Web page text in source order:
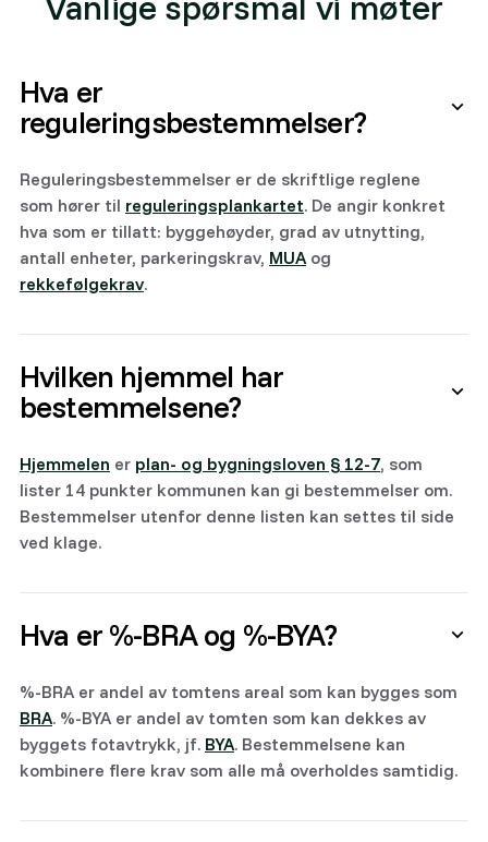
Hva er
reguleringsbestemmelser?
Reguleringsbestemmelser er de skriftlige reglene
som hører til reguleringsplankartet. De angir konkret
hva som er tillatt: byggehøyder, grad av utnytting,
antall enheter, parkeringskrav, MUAog
rekkefølgekrav.
Hvilken hjemmel har
bestemmelsene?
Hjemmelen er plan- og bygningsloven § 12-7, som
lister 14 punkter kommunen kan gi bestemmelser om.
Bestemmelser utenfor denne listen kan settes til side
ved klage.
Hva er %-BRA og %-BYA?
%-BRA er andel av tomtens areal som kan bygges som
BRA. %-BYA er andel av tomten som kan dekkes av
byggets fotavtrykk, jf. BYA. Bestemmelsene kan
kombinere flere krav som alle må overholdes samtidig.